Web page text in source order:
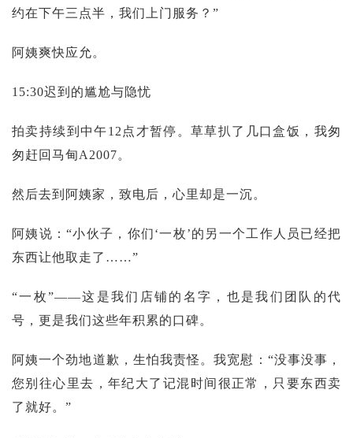
约在下午三点半，我们上门服务？”
阿姨爽快应允。
15:30迟到的尴尬与隐忧
拍卖持续到中午12点才暂停。草草扒了几口盒饭，我匆
匆赶回马甸A2007。
然后去到阿姨家，致电后，心里却是一沉。
阿姨说：“小伙子，你们‘一枚’的另一个工作人员已经把
东西让他取走了……”
“一枚”——这是我们店铺的名字，也是我们团队的代
号，更是我们这些年积累的口碑。
阿姨一个劲地道歉，生怕我责怪。我宽慰：“没事没事，
您别往心里去，年纪大了记混时间很正常，只要东西卖
了就好。”